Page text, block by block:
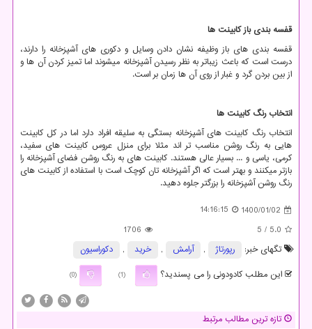
قفسه بندی باز کابینت ها
قفسه بندی های باز وظیفه نشان دادن وسایل و دکوری های آشپزخانه را دارند،
درست است که باعث زیباتر به نظر رسیدن آشپزخانه میشوند اما تمیز کردن آن ها و
از بین بردن گرد و غبار از روی آن ها زمان بر است.
انتخاب رنگ کابینت ها
انتخاب رنگ کابینت های آشپزخانه بستگی به سلیقه افراد دارد اما در کل کابینت
هایی به رنگ روشن مناسب تر اند مثلا برای منزل عروس کابینت های سفید،
کرمی، یاسی و ... بسیار عالی هستند. کابینت های به رنگ روشن فضای آشپزخانه را
بازتر میکنند و بهتر است که اگر آشپزخانه تان کوچک است با استفاده از کابینت های
رنگ روشن آشپزخانه را بزرگتر جلوه دهید.
1400/01/02
14:16:15
5.0
/ 5
1706
تگهای خبر:
رپورتاژ , آرامش , خرید ,
دكوراسیون
این مطلب کادودونی را می پسندید؟
(1)
(0)
تازه ترین مطالب مرتبط